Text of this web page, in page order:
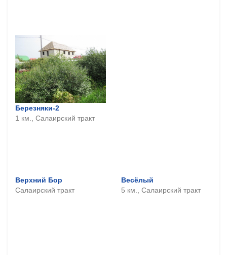
Березняки-2
1 км., Салаирский тракт
Верхний Бор
Салаирский тракт
Весёлый
5 км., Салаирский тракт